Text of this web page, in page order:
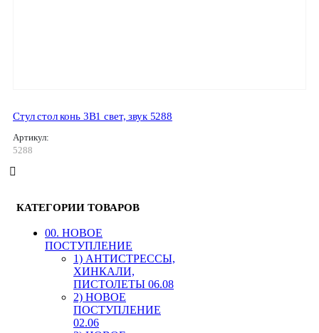
Стул стол конь 3В1 свет, звук 5288
Артикул:
5288
КАТЕГОРИИ ТОВАРОВ
00. HОВОЕ
ПОСТУПЛЕНИЕ
1) АНТИСТРЕССЫ,
ХИНКАЛИ,
ПИСТОЛЕТЫ 06.08
2) НОВОЕ
ПОСТУПЛЕНИЕ
02.06